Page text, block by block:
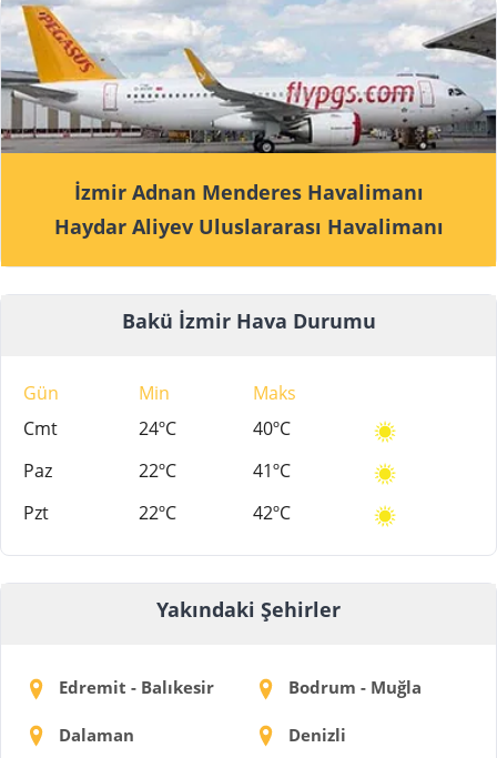
İzmir Adnan Menderes Havalimanı
Haydar Aliyev Uluslararası Havalimanı
Bakü İzmir Hava Durumu
Gün Min
Maks
Cmt
24ºC
40ºC
Paz
22ºC
41ºC
Pzt
22ºC 42ºC
Yakındaki Şehirler
Edremit - Balıkesir Bodrum - Muğla
Dalaman Denizli